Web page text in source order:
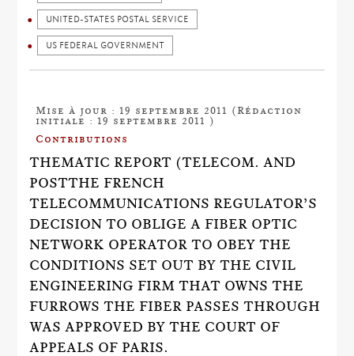
UNITED-STATES POSTAL SERVICE
US FEDERAL GOVERNMENT
Mise à jour : 19 septembre 2011 (Rédaction
initiale : 19 septembre 2011 )
Contributions
THEMATIC REPORT (TELECOM. AND
POSTTHE FRENCH
TELECOMMUNICATIONS REGULATOR’S
DECISION TO OBLIGE A FIBER OPTIC
NETWORK OPERATOR TO OBEY THE
CONDITIONS SET OUT BY THE CIVIL
ENGINEERING FIRM THAT OWNS THE
FURROWS THE FIBER PASSES THROUGH
WAS APPROVED BY THE COURT OF
APPEALS OF PARIS.